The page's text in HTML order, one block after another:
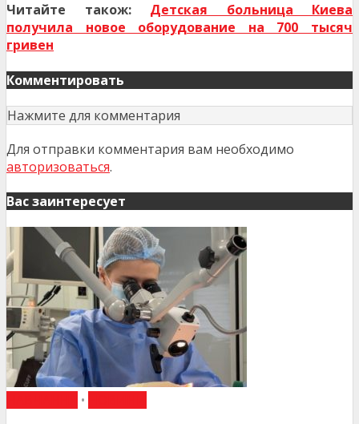
Читайте також: Детская больница Киева
получила новое оборудование на 700 тысяч
гривен
Комментировать
Нажмите для комментария
Для отправки комментария вам необходимо
авторизоваться.
Вас заинтересует
•